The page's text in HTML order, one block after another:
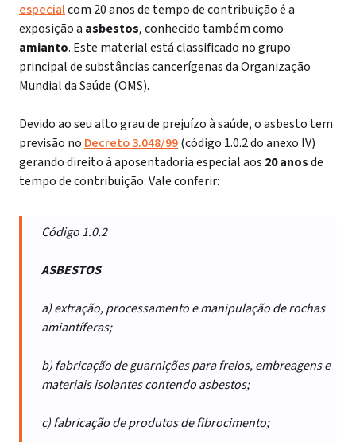
especialcom 20 anos de tempo de contribuição é a
exposição a asbestos, conhecido também como
amianto. Este material está classificado no grupo
principal de substâncias cancerígenas da Organização
Mundial da Saúde (OMS).
Devido ao seu alto grau de prejuízo à saúde, o asbesto tem
previsão no Decreto 3.048/99(código 1.0.2 do anexo IV)
gerando direito à aposentadoria especial aos 20 anosde
tempo de contribuição. Vale conferir:
Código 1.0.2
ASBESTOS
a) extração, processamento e manipulação de rochas
amiantíferas;
b) fabricação de guarnições para freios, embreagens e
materiais isolantes contendo asbestos;
c) fabricação de produtos de fibrocimento;